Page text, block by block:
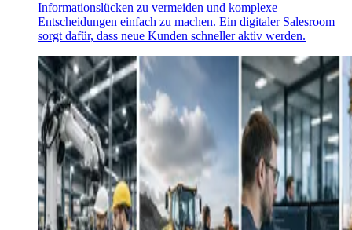
Informationslücken zu vermeiden und komplexe
Entscheidungen einfach zu machen. Ein digitaler Salesroom
sorgt dafür, dass neue Kunden schneller aktiv werden.